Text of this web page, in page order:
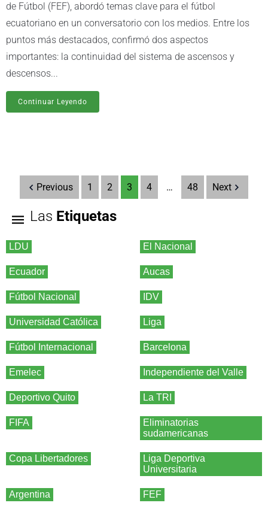
de Fútbol (FEF), abordó temas clave para el fútbol
ecuatoriano en un conversatorio con los medios. Entre los
puntos más destacados, confirmó dos aspectos
importantes: la continuidad del sistema de ascensos y
descensos...
Continuar Leyendo
Previous 1 2 3 4 … 48 Next
Las Etiquetas
LDU El Nacional
Ecuador Aucas
Fútbol Nacional IDV
Universidad Católica Liga
Fútbol Internacional Barcelona
Emelec Independiente del Valle
Deportivo Quito La TRI
FIFA
Eliminatorias
sudamericanas
Copa Libertadores
Liga Deportiva
Universitaria
Argentina FEF